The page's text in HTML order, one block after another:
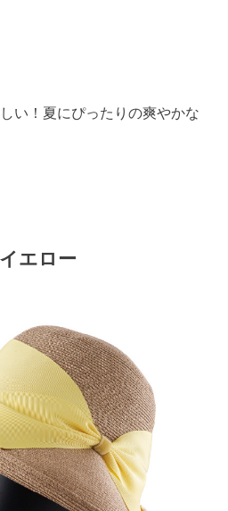
い！夏にぴったりの爽やかな
エロー